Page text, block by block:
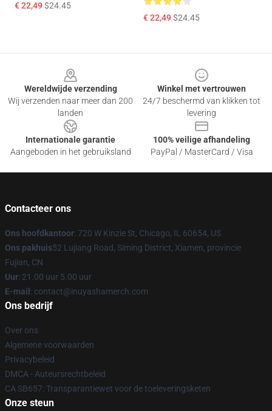
€ 22,49$24.45
€ 22,49$24.45
Wereldwijde verzending
Wij verzenden naar meer dan 200
landen
Winkel met vertrouwen
24/7 beschermd van klikken tot
levering
Internationale garantie
Aangeboden in het gebruiksland
100% veilige afhandeling
PayPal / MasterCard / Visa
Contacteer ons
Ons hoofdkantoor: 720 W Kinzie St, Chicago, IL 60654, US
Ons pakhuis52 Lujiang Road, Siming District, Xiamen, provincie
Fujian, CN
Uur: 21.00 uur 5.00 uur
E-mail : contact@inuyashamerch.com
Ons bedrijf
Over ons
Algemene voorwaarden
Privacybeleid
DMCA - Auteursrechtbeleid
CA SB657: Transparantiewet voor de toeleveringsketen
Onze steun